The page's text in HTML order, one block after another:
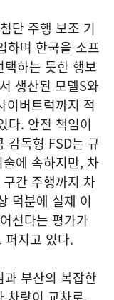
단 주행 보조 기
하며 한국을 소프
하는 듯한 행보
생산된 모델S와
이버트럭까지 적
다. 안전 책임이
감독형 FSD는 규
에 속하지만, 차
간 주행까지 차
덕분에 실제 이
선다는 평가가
퍼지고 있다.
부산의 복잡한